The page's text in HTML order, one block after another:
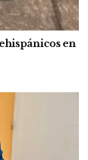
en